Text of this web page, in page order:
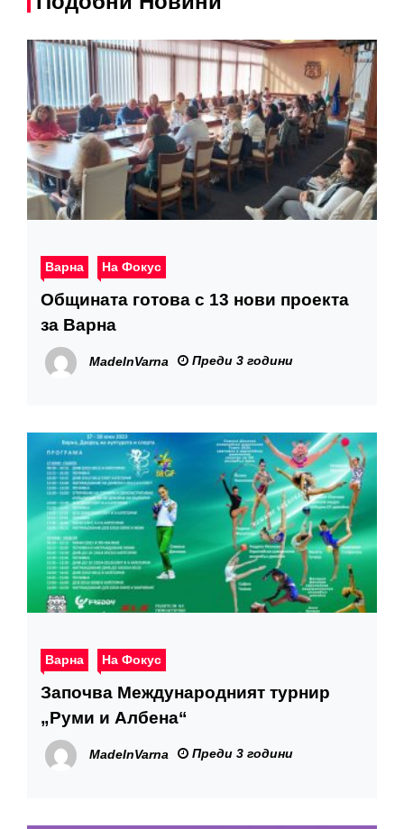
Варна На Фокус
Общината готова с 13 нови проекта
за Варна
MadeInVarna Преди 3 години
Варна На Фокус
Започва Международният турнир
„Руми и Албена“
MadeInVarna Преди 3 години